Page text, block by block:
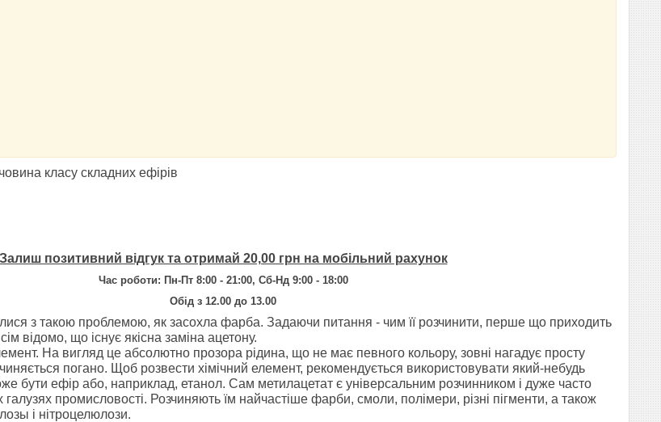
класу складних ефірів
Залиш позитивний відгук та отримай 20,00 грн на мобільний рахунок
Час роботи: Пн-Пт 8:00 - 21:00, Сб-Нд 9:00 - 18:00
Обід з 12.00 до 13.00
з такою проблемою, як засохла фарба. Задаючи питання - чим її розчинити, перше що приходить
відомо, що існує якісна заміна ацетону.
На вигляд це абсолютно прозора рідина, що не має певного кольору, зовні нагадує просту
погано. Щоб розвести хімічний елемент, рекомендується використовувати який-небудь
бути ефір або, наприклад, етанол. Сам метилацетат є універсальним розчинником і дуже часто
галузях промисловості. Розчиняють їм найчастіше фарби, смоли, полімери, різні пігменти, а також
і нітроцелюлози.